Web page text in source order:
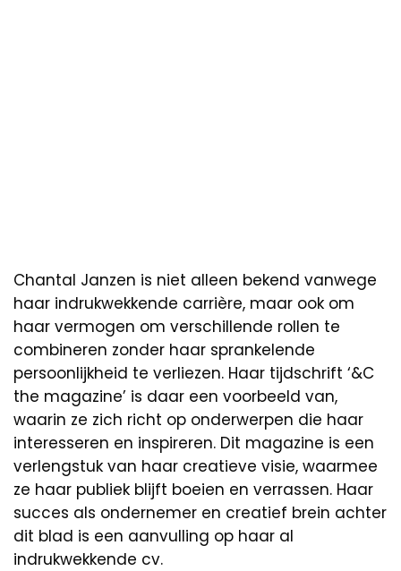
Chantal Janzen is niet alleen bekend vanwege
haar indrukwekkende carrière, maar ook om
haar vermogen om verschillende rollen te
combineren zonder haar sprankelende
persoonlijkheid te verliezen. Haar tijdschrift ‘&C
the magazine’ is daar een voorbeeld van,
waarin ze zich richt op onderwerpen die haar
interesseren en inspireren. Dit magazine is een
verlengstuk van haar creatieve visie, waarmee
ze haar publiek blijft boeien en verrassen. Haar
succes als ondernemer en creatief brein achter
dit blad is een aanvulling op haar al
indrukwekkende cv.